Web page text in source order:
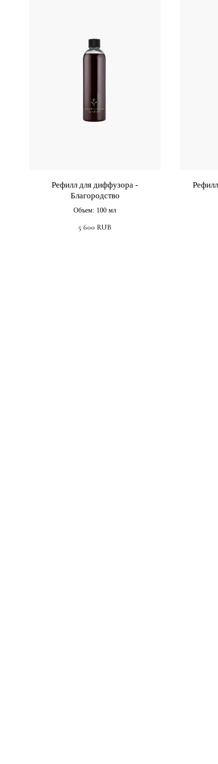
Рефилл для диффузора -
Благородство
Объем: 100 мл
5 600 RUB